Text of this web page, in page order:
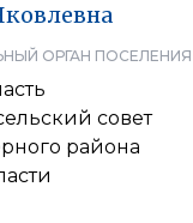
ОРГАН ПОСЕЛЕНИЯ
совет
района